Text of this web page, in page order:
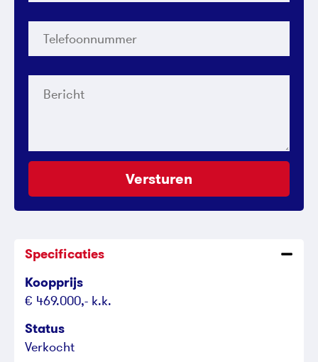
adres
Versturen
Specificaties
Koopprijs
€ 469.000,- k.k.
Status
Verkocht